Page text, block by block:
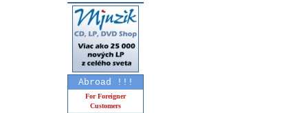
Abroad !!!
For Foreigner
Customers